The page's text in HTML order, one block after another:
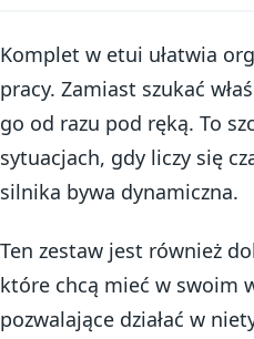
Komplet w etui ułatwia
pracy. Zamiast szukać
go od razu pod ręką. To
sytuacjach, gdy liczy się
silnika bywa dynamiczna.
Ten zestaw jest również
które chcą mieć w swoim
pozwalające działać w